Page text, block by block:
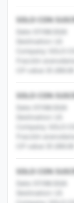
SOLO CON
Date: 07/08/2026
Destination: US
Company: SOLO
Fracción
CIF value: $1,000.00
SOLO CON
Date: 07/08/2026
Destination: US
Company: SOLO
Fracción
CIF value: $1,000.00
SOLO CON
Date: 07/08/2026
Destination: US